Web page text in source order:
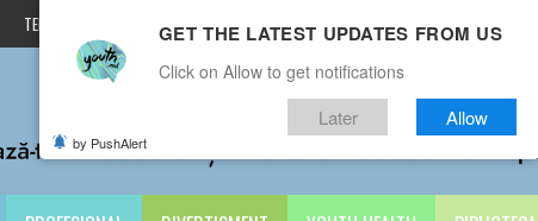
TERMENI ȘI CONDIȚII CONTACTE
GET THE LATEST UPDATES FROM US
Click on Allow to get notifications
Later Allow
by PushAlert